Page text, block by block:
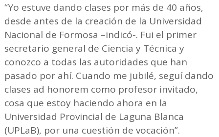
“Yo estuve dando clases por más de 40 años,
desde antes de la creación de la Universidad
Nacional de Formosa –indicó-. Fui el primer
secretario general de Ciencia y Técnica y
conozco a todas las autoridades que han
pasado por ahí. Cuando me jubilé, seguí dando
clases ad honorem como profesor invitado,
cosa que estoy haciendo ahora en la
Universidad Provincial de Laguna Blanca
(UPLaB), por una cuestión de vocación”.